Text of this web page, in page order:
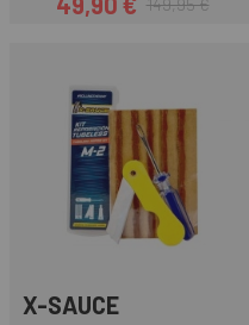
Preu
Preu regular
149,95 €
X-SAUCE